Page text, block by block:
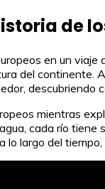
de
en un
del
mientras
cada río
largo del